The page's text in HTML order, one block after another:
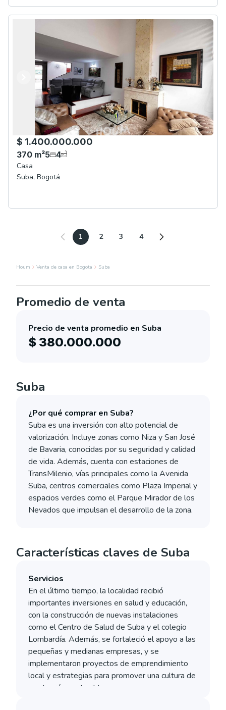
Anterior
Siguiente
$ 1.400.000.000
370 m²5 4
Casa
Suba, Bogotá
1 2 3 4
Houm Venta de casa en Bogota Suba
Promedio de venta
Precio de venta promedio en Suba
$ 380.000.000
Suba
¿Por qué comprar en Suba?
Suba es una inversión con alto potencial de
valorización. Incluye zonas como Niza y San José
de Bavaria, conocidas por su seguridad y calidad
de vida. Además, cuenta con estaciones de
TransMilenio, vías principales como la Avenida
Suba, centros comerciales como Plaza Imperial y
espacios verdes como el Parque Mirador de los
Nevados que impulsan el desarrollo de la zona.
Características claves de Suba
Servicios
En el último tiempo, la localidad recibió
importantes inversiones en salud y educación,
con la construcción de nuevas instalaciones
como el Centro de Salud de Suba y el colegio
Lombardía. Además, se fortaleció el apoyo a las
pequeñas y medianas empresas, y se
implementaron proyectos de emprendimiento
local y estrategias para promover una cultura de
producción sostenible​.